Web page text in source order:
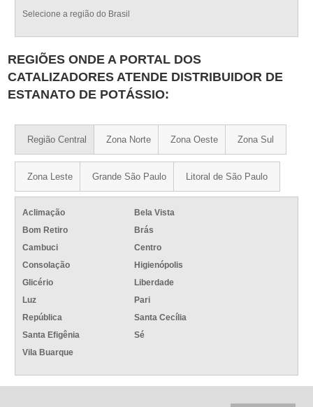
Selecione a região do Brasil
REGIÕES ONDE A PORTAL DOS
CATALIZADORES ATENDE DISTRIBUIDOR DE
ESTANATO DE POTÁSSIO:
Região Central Zona Norte Zona Oeste Zona Sul
Zona Leste Grande São Paulo Litoral de São Paulo
Aclimação
Bela Vista
Bom Retiro
Brás
Cambuci
Centro
Consolação
Higienópolis
Glicério
Liberdade
Luz
Pari
República
Santa Cecília
Santa Efigênia
Sé
Vila Buarque